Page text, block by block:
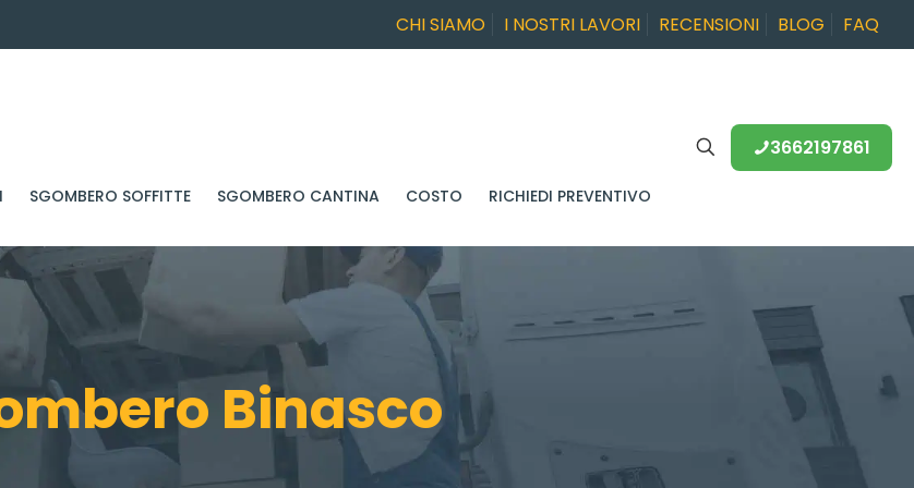
CHI SIAMO I NOSTRI LAVORI RECENSIONI BLOG FAQ
SGOMBERO SOFFITTE SGOMBERO CANTINA COSTO RICHIEDI PREVENTIVO
3662197861
Binasco